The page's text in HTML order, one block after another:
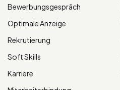
Bewerbungsgespräch
Optimale Anzeige
Rekrutierung
Soft Skills
Karriere